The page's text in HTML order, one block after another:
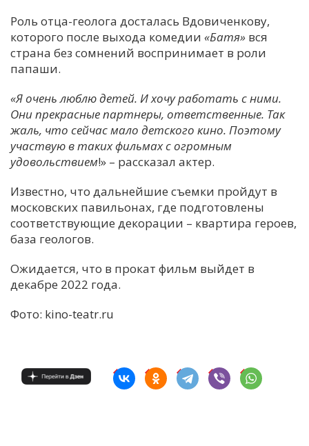
М
Н
Х
Я
Роль отца-геолога досталась Вдовиченкову,
которого после выхода комедии «Батя» вся
страна без сомнений воспринимает в роли
папаши.
«Я очень люблю детей. И хочу работать с ними.
Они прекрасные партнеры, ответственные. Так
жаль, что сейчас мало детского кино. Поэтому
участвую в таких фильмах с огромным
удовольствием!» – рассказал актер.
Известно, что дальнейшие съемки пройдут в
московских павильонах, где подготовлены
соответствующие декорации – квартира героев,
база геологов.
Ожидается, что в прокат фильм выйдет в
декабре 2022 года.
Фото: kino-teatr.ru